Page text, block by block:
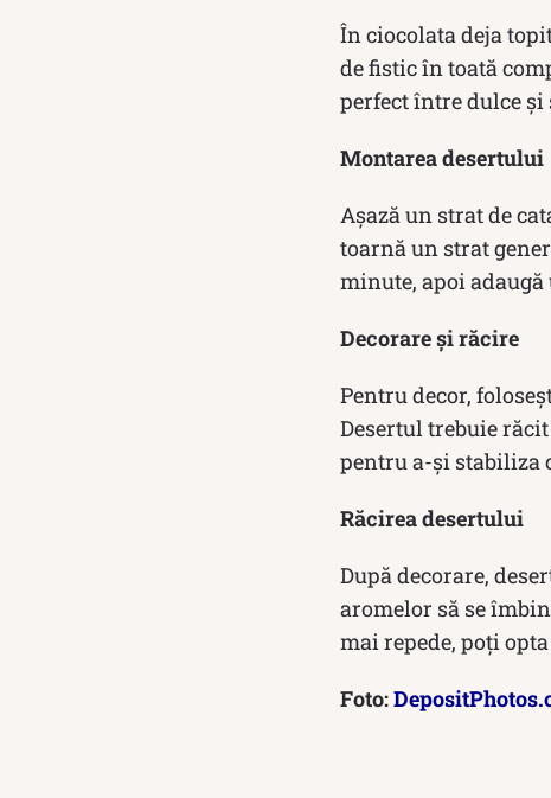
În ciocolata deja
de fistic în toată
perfect între dulce
Montarea desertului
Așază un strat de
toarnă un strat
minute, apoi
Decorare și răcire
Pentru decor,
Desertul trebuie
pentru a-și stabiliza
Răcirea desertului
După decorare,
aromelor să se
mai repede, poți
Foto: